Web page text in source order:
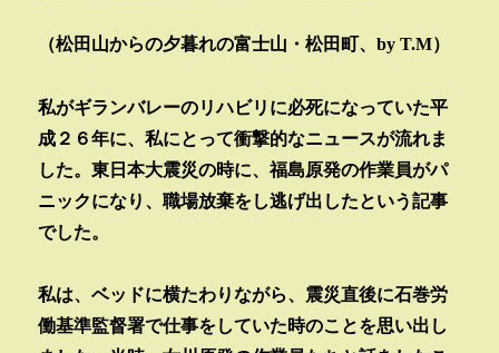
（松田山からの夕暮れの富士山・松田町、by T.M）
私がギランバレーのリハビリに必死になっていた平
成２６年に、私にとって衝撃的なニュースが流れま
した。東日本大震災の時に、福島原発の作業員がパ
ニックになり、職場放棄をし逃げ出したという記事
でした。
私は、ベッドに横たわりながら、震災直後に石巻労
働基準監督署で仕事をしていた時のことを思い出し